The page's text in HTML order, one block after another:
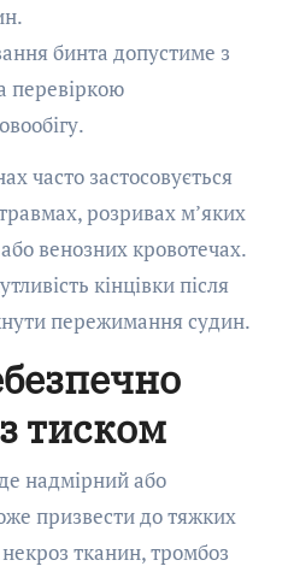
бинта допустиме з
перевіркою
часто застосовується
розривах м’яких
венозних кровотечах.
кінцівки після
пережимання судин.
тиском
надмірний або
призвести до тяжких
тканин, тромбоз